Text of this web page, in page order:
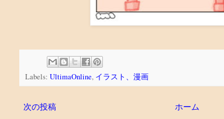
Labels: UltimaOnline, イラスト、漫画
次の投稿 ホーム